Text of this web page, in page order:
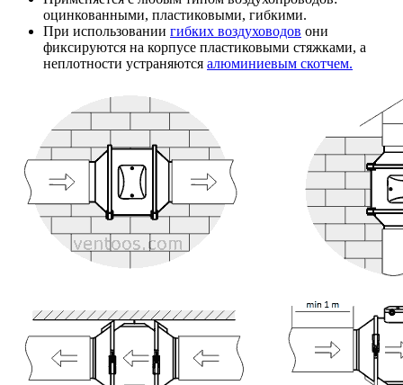
оцинкованными, пластиковыми, гибкими.
При использовании гибких воздуховодов они
фиксируются на корпусе пластиковыми стяжками, а
неплотности устраняются алюминиевым скотчем.